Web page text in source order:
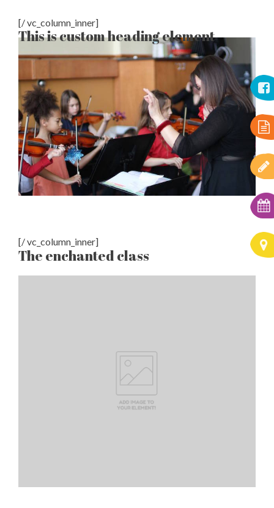
[/ vc_column_inner]
This is custom heading element
[/ vc_column_inner]
The enchanted class